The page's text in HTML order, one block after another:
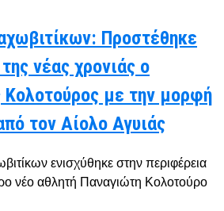
Προστέθηκε
νέας χρονιάς ο
Κολοτούρος με την μορφή
τον Αίολο Αγυιάς
ενισχύθηκε στην περιφέρεια
νέο αθλητή Παναγιώτη Κολοτούρο